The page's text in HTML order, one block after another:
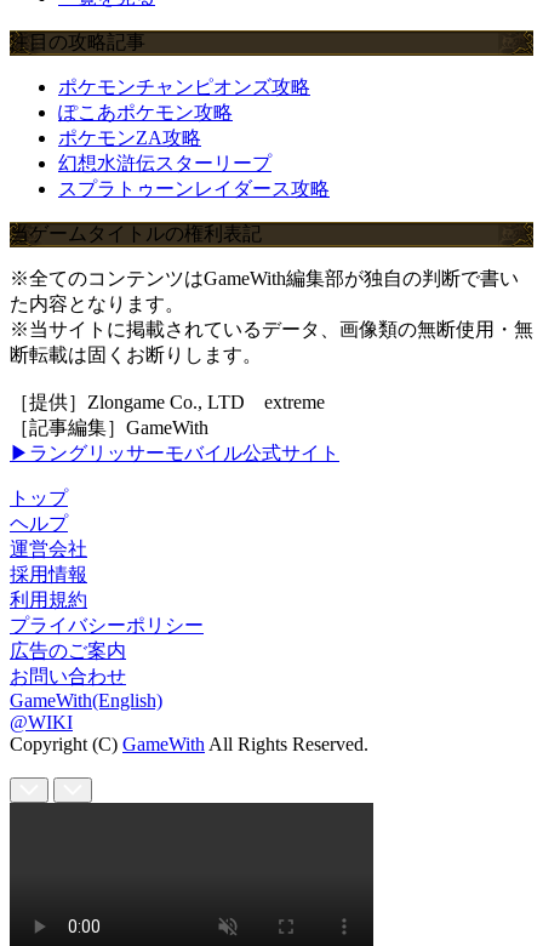
注目の攻略記事
ポケモンチャンピオンズ攻略
ぽこあポケモン攻略
ポケモンZA攻略
幻想水滸伝スターリープ
スプラトゥーンレイダース攻略
当ゲームタイトルの権利表記
※全てのコンテンツはGameWith編集部が独自の判断で書い
た内容となります。
※当サイトに掲載されているデータ、画像類の無断使用・無
断転載は固くお断りします。
［提供］Zlongame Co., LTD extreme
［記事編集］GameWith
▶ラングリッサーモバイル公式サイト
トップ
ヘルプ
運営会社
採用情報
利用規約
プライバシーポリシー
広告のご案内
お問い合わせ
GameWith(English)
@WIKI
Copyright (C) GameWith All Rights Reserved.